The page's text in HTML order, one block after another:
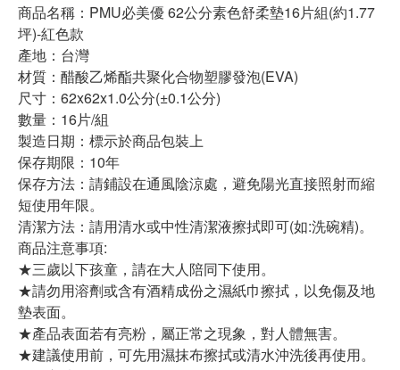
商品名稱：PMU必美優 62公分素色舒柔墊16片組(約1.77
坪)-紅色款
產地：台灣
材質：醋酸乙烯酯共聚化合物塑膠發泡(EVA)
尺寸：62x62x1.0公分(±0.1公分)
數量：16片/組
製造日期：標示於商品包裝上
保存期限：10年
保存方法：請鋪設在通風陰涼處，避免陽光直接照射而縮
短使用年限。
清潔方法：請用清水或中性清潔液擦拭即可(如:洗碗精)。
商品注意事項:
★三歲以下孩童，請在大人陪同下使用。
★請勿用溶劑或含有酒精成份之濕紙巾擦拭，以免傷及地
墊表面。
★產品表面若有亮粉，屬正常之現象，對人體無害。
★建議使用前，可先用濕抹布擦拭或清水沖洗後再使用。